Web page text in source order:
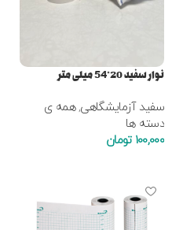
نوار سفید 20*54 میلی متر
سفید آزمایشگاهی,همه ی
دسته ها
100,000 تومان